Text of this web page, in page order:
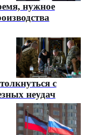
нужное
с
неудач